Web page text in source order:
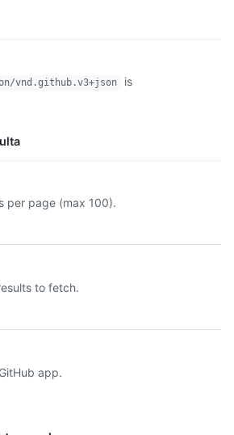
vnd.github.v3+json
is
per page (max 100).
to fetch.
app.